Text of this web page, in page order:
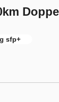
sfp+